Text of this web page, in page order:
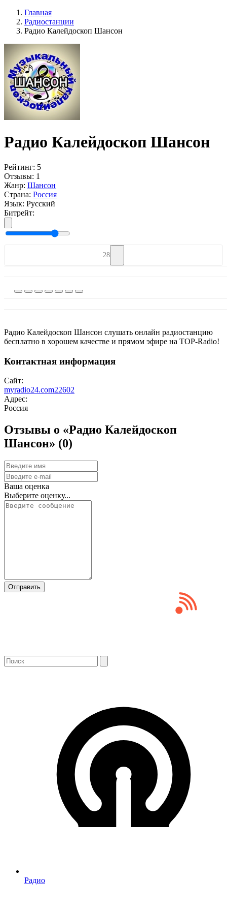
Главная
Радиостанции
Радио Калейдоскоп Шансон
Радио Калейдоскоп Шансон
Рейтинг: 5
Отзывы: 1
Жанр: Шансон
Страна: Россия
Язык: Русский
Битрейт:
28
Радио Калейдоскоп Шансон слушать онлайн радиостанцию
бесплатно в хорошем качестве и прямом эфире на TOP-Radio!
Контактная информация
Сайт:
myradio24.com22602
Адрес:
Россия
Отзывы о «Радио Калейдоскоп
Шансон» (0)
Ваша оценка
Выберите оценку...
Отправить
Радио